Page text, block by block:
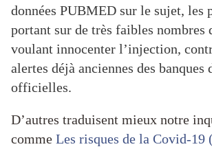
données PUBMED sur le sujet, les
portant sur de très faibles nombres
voulant innocenter l’injection,
alertes déjà anciennes des banques
officielles.
D’autres traduisent mieux notre
comme Les risques de la Covid-19